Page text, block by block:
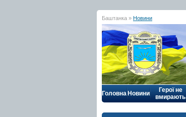
Баштанка » Новини
Головна Новини
Герої не
вмирають